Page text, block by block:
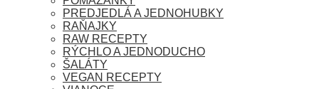
PREDJEDLÁ A JEDNOHUBKY
RAŇAJKY
RAW RECEPTY
RÝCHLO A JEDNODUCHO
ŠALÁTY
VEGAN RECEPTY